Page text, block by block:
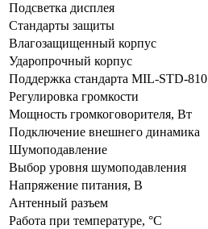
Подсветка дисплея
Стандарты защиты
Влагозащищенный корпус
Ударопрочный корпус
Поддержка стандарта MIL-STD-810
Регулировка громкости
Мощность громкоговорителя, Вт
Подключение внешнего динамика
Шумоподавление
Выбор уровня шумоподавления
Нaпряжение питaния, В
Антенный разъем
Работа при температуре, °C